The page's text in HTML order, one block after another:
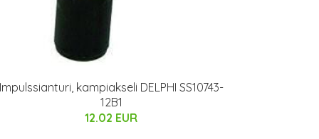
kampiakseli DELPHI SS10743-
12B1
12.02 EUR